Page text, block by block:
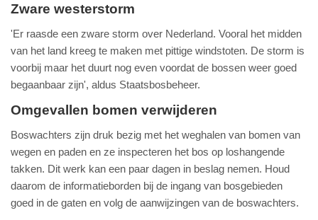
Zware westerstorm
'Er raasde een zware storm over Nederland. Vooral het midden
van het land kreeg te maken met pittige windstoten. De storm is
voorbij maar het duurt nog even voordat de bossen weer goed
begaanbaar zijn', aldus Staatsbosbeheer.
Omgevallen bomen verwijderen
Boswachters zijn druk bezig met het weghalen van bomen van
wegen en paden en ze inspecteren het bos op loshangende
takken. Dit werk kan een paar dagen in beslag nemen. Houd
daarom de informatieborden bij de ingang van bosgebieden
goed in de gaten en volg de aanwijzingen van de boswachters.